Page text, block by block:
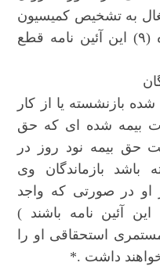
به تشخیص کمیسیون
پزشکی موضوع بند «ب» ماده (۹) این آئین نامه قطع
شده بازنشسته یا از کار
بیمه شده ای که حق
حق بیمه نود روز در
باشد بازماندگان وی
او در صورتی که واجد
مذکور در ماده (۲۰) این آئین نامه باشند )
استحقاقی او را
داشت .*